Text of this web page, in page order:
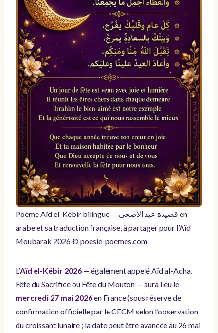
Poème Aïd el-Kébir bilingue — قصيدة عيد الأضحى en
arabe et sa traduction française, à partager pour l’Aïd
Moubarak 2026 © poesie-poemes.com
L’Aïd el-Kébir 2026 — également appelé Aïd al-Adha,
Fête du Sacrifice ou Fête du Mouton — aura lieu le
mercredi 27 mai 2026en France (sous réserve de
confirmation officielle par le CFCM selon l’observation
du croissant lunaire ; la date peut être avancée au 26 mai